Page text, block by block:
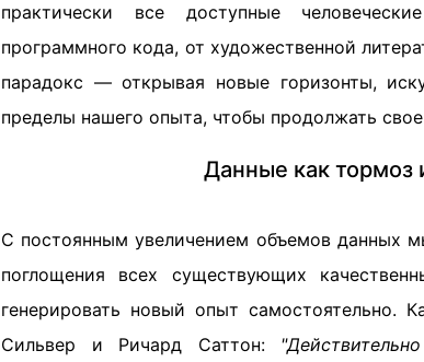
практически все доступные
программного кода, от художественной
парадокс — открывая новые горизонты,
пределы нашего опыта, чтобы продолжать свое
Данные как тормоз
С постоянным увеличением объемов данных
поглощения всех существующих
генерировать новый опыт самостоятельно.
Сильвер и Ричард Саттон: